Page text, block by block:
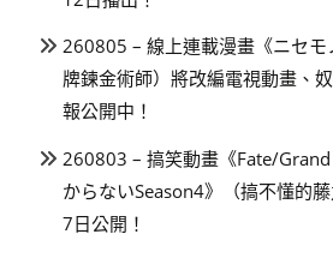
260805 – 線上連載漫畫《ニセモ
牌鍊金術師）將改編電視動畫、
報公開中！
260803 – 搞笑動畫《Fate/
からないSeason4》（搞不懂的
7日公開！